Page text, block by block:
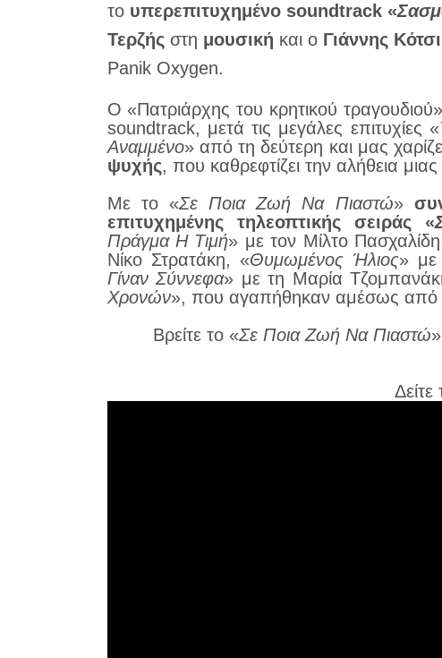
το υπερεπιτυχημένο soundtrack «
Τερζής στη μουσική και οΓιάννης
Panik Oxygen.
Ο «Πατριάρχης του κρητικού
soundtrack, μετά τις μεγάλες επιτυχίες «
Αναμμένο» από τη δεύτερη και μας
ψυχής, που καθρεφτίζει την αλήθεια
Με το «Σε Ποια Ζωή Να Πιαστώ»
επιτυχημένης τηλεοπτικής σειράς «
Πράγμα Η Τιμή» με τον Μίλτο
Νίκο Στρατάκη, «Θυμωμένος Ήλιος» με
Γίναν Σύννεφα» με τη Μαρία
Χρονών», που αγαπήθηκαν αμέσως από
Βρείτε το «Σε Ποια Ζωή Να Πιαστώ